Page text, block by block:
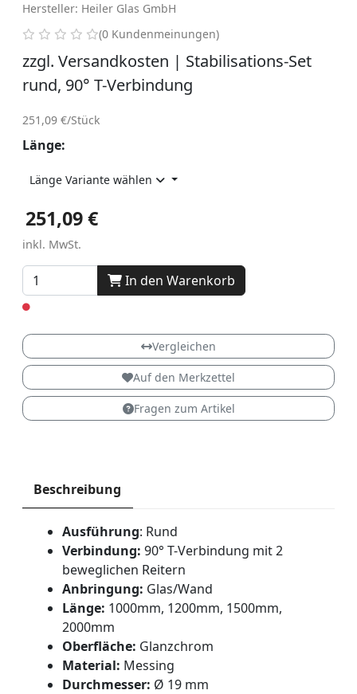
Hersteller: Heiler Glas GmbH
0 von 5 Sternen
(0 Kundenmeinungen)
zzgl. Versandkosten | Stabilisations-Set
rund, 90° T-Verbindung
251,09 €/Stück
Länge:
Länge Variante wählen
251,09 €251,09 €
inkl. MwSt.
In den Warenkorb
Vergleichen
Auf den Merkzettel
Fragen zum Artikel
Beschreibung
Ausführung: Rund
Verbindung: 90° T-Verbindung mit 2
beweglichen Reitern
Anbringung: Glas/Wand
Länge: 1000mm, 1200mm, 1500mm,
2000mm
Oberfläche: Glanzchrom
Material: Messing
Durchmesser: Ø 19 mm